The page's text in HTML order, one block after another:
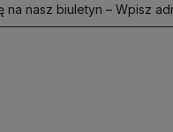
na nasz biuletyn – Wpisz